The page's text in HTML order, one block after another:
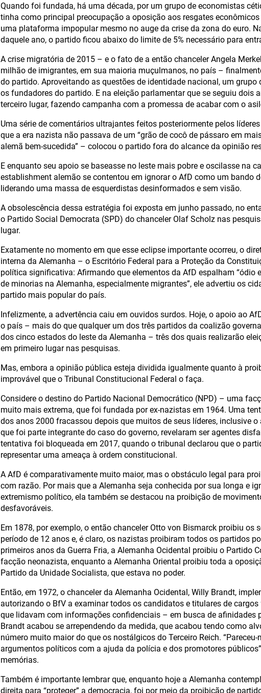
Quando foi fundada, há uma década, por um grupo de economistas
tinha como principal preocupação a oposição aos resgates
uma plataforma impopular mesmo no auge da crise da zona do euro.
daquele ano, o partido ficou abaixo do limite de 5% necessário para
A crise migratória de 2015 – e o fato de a então chanceler Angela
milhão de imigrantes, em sua maioria muçulmanos, no país –
do partido. Aproveitando as questões de identidade nacional, um
os fundadores do partido. E na eleição parlamentar que se seguiu dois
terceiro lugar, fazendo campanha com a promessa de acabar com o
Uma série de comentários ultrajantes feitos posteriormente pelos
que a era nazista não passava de um “grão de cocô de pássaro em
alemã bem-sucedida” – colocou o partido fora do alcance da opinião
E enquanto seu apoio se baseasse no leste mais pobre e oscilasse na
establishment alemão se contentou em ignorar o AfD como um bando
liderando uma massa de esquerdistas desinformados e sem visão.
A obsolescência dessa estratégia foi exposta em junho passado, no
o Partido Social Democrata (SPD) do chanceler Olaf Scholz nas
lugar.
Exatamente no momento em que esse eclipse importante ocorreu, o
interna da Alemanha – o Escritório Federal para a Proteção da
política significativa: Afirmando que elementos da AfD espalham “ódio
de minorias na Alemanha, especialmente migrantes”, ele advertiu os
partido mais popular do país.
Infelizmente, a advertência caiu em ouvidos surdos. Hoje, o apoio ao
o país – mais do que qualquer um dos três partidos da coalizão
dos cinco estados do leste da Alemanha – três dos quais realizarão
em primeiro lugar nas pesquisas.
Mas, embora a opinião pública esteja dividida igualmente quanto à
improvável que o Tribunal Constitucional Federal o faça.
Considere o destino do Partido Nacional Democrático (NPD) – uma
muito mais extrema, que foi fundada por ex-nazistas em 1964. Uma
dos anos 2000 fracassou depois que muitos de seus líderes, inclusive
que foi parte integrante do caso do governo, revelaram ser agentes
tentativa foi bloqueada em 2017, quando o tribunal declarou que o
representar uma ameaça à ordem constitucional.
A AfD é comparativamente muito maior, mas o obstáculo legal para
com razão. Por mais que a Alemanha seja conhecida por sua longa e
extremismo político, ela também se destacou na proibição de
desfavoráveis.
Em 1878, por exemplo, o então chanceler Otto von Bismarck proibiu os
período de 12 anos e, é claro, os nazistas proibiram todos os partidos
primeiros anos da Guerra Fria, a Alemanha Ocidental proibiu o Partido
facção neonazista, enquanto a Alemanha Oriental proibiu toda a
Partido da Unidade Socialista, que estava no poder.
Então, em 1972, o chanceler da Alemanha Ocidental, Willy Brandt,
autorizando o BfV a examinar todos os candidatos e titulares de
que lidavam com informações confidenciais – em busca de afinidades
Brandt acabou se arrependendo da medida, que acabou tendo como
número muito maior do que os nostálgicos do Terceiro Reich.
argumentos políticos com a ajuda da polícia e dos promotores
memórias.
Também é importante lembrar que, enquanto hoje a Alemanha
direita para “proteger” a democracia, foi por meio da proibição de